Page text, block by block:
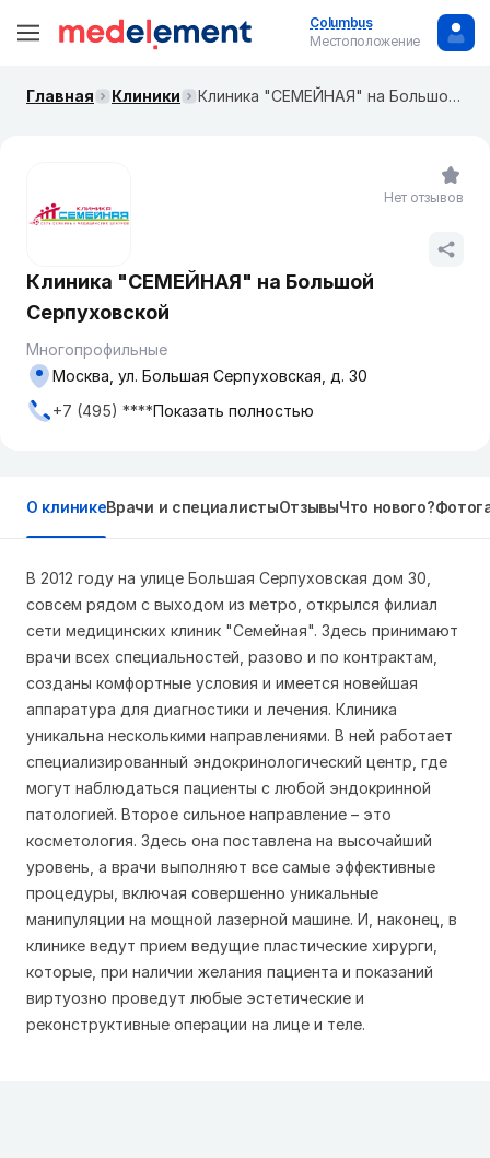
Columbus
Местоположение
Главная Клиники Клиника "СЕМЕЙНАЯ" на Большой Серпуховской
Клиника "СЕМЕЙНАЯ" на Большой
Серпуховской
Многопрофильные
Москва, ул. Большая Серпуховская, д. 30
+7 (495) ****Показать полностью
Нет отзывов
О клиникеВрачи и специалистыОтзывыЧто нового?
В 2012 году на улице Большая Серпуховская дом 30,
совсем рядом с выходом из метро, открылся филиал
сети медицинских клиник "Семейная". Здесь принимают
врачи всех специальностей, разово и по контрактам,
созданы комфортные условия и имеется новейшая
аппаратура для диагностики и лечения. Клиника
уникальна несколькими направлениями. В ней работает
специализированный эндокринологический центр, где
могут наблюдаться пациенты с любой эндокринной
патологией. Второе сильное направление – это
косметология. Здесь она поставлена на высочайший
уровень, а врачи выполняют все самые эффективные
процедуры, включая совершенно уникальные
манипуляции на мощной лазерной машине. И, наконец, в
клинике ведут прием ведущие пластические хирурги,
которые, при наличии желания пациента и показаний
виртуозно проведут любые эстетические и
реконструктивные операции на лице и теле.